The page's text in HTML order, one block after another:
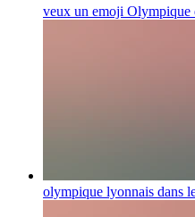
veux un emoji Olympique
olympique lyonnais dans